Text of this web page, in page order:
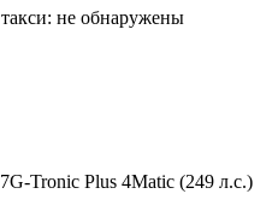
не обнаружены
Tronic Plus 4Matic (249 л.с.)